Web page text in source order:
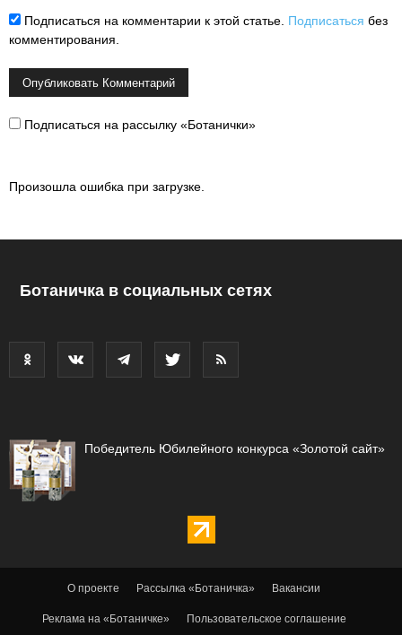
Подписаться на комментарии к этой статье. Подписаться без
комментирования.
Подписаться на рассылку «Ботанички»
Произошла ошибка при загрузке.
Ботаничка в социальных сетях
Победитель Юбилейного конкурса «Золотой сайт»
О проекте Рассылка «Ботаничка» Вакансии
Реклама на «Ботаничке» Пользовательское соглашение